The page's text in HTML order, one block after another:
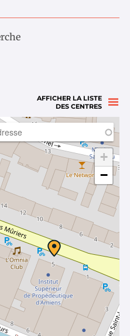
AFFICHER LA LISTE
DES CENTRES
+
−